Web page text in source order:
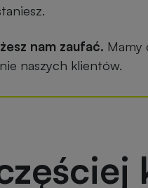
nam zaufać. Mamy
naszych klientów.